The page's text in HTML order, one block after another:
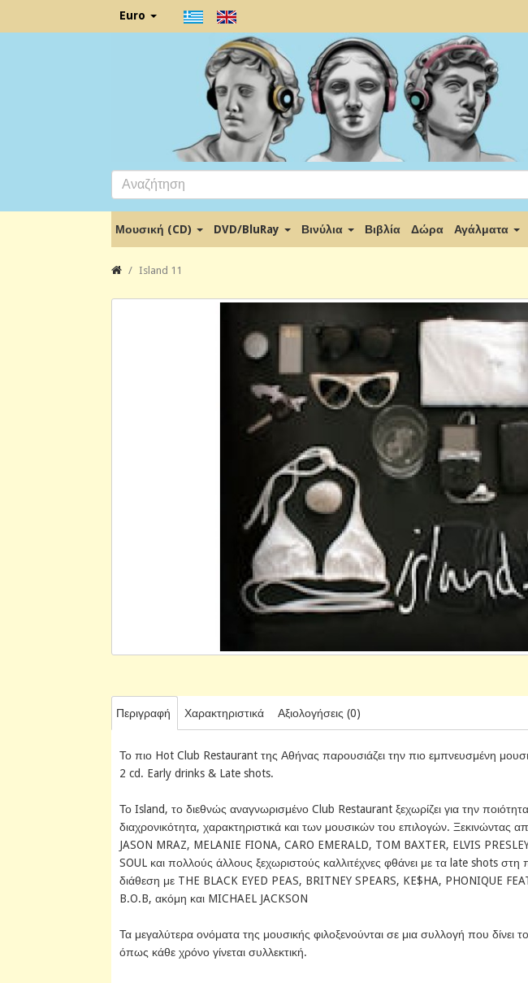
Euro
Μουσική (CD) DVD/BluRay Βινύλια Βιβλία Δώρα Αγάλματα
Island 11
Περιγραφή Χαρακτηριστικά Αξιολογήσεις (0)
Το πιο Hot Club Restaurant της Αθήνας παρουσιάζει την πιο εμπνευσμένη
2 cd. Early drinks & Late shots.
Το Island, το διεθνώς αναγνωρισμένο Club Restaurant ξεχωρίζει για την
διαχρονικότητα, χαρακτηριστικά και των μουσικών του επιλογών. Ξεκινώντας
JASON MRAZ, MELANIE FIONA, CARO EMERALD, TOM BAXTER, ELVIS
SOUL και πολλούς άλλους ξεχωριστούς καλλιτέχνες φθάνει με τα late shots στη
διάθεση με THE BLACK EYED PEAS, BRITNEY SPEARS, KE$HA, PHONIQUE
B.O.B, ακόμη και MICHAEL JACKSON
Τα μεγαλύτερα ονόματα της μουσικής φιλοξενούνται σε μια συλλογή που δίνει
όπως κάθε χρόνο γίνεται συλλεκτική.